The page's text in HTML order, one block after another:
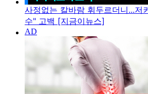
사정없는 칼바람 휘두르더니...저
수" 고백 [지금이뉴스]